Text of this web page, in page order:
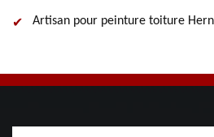
Artisan pour peinture toiture